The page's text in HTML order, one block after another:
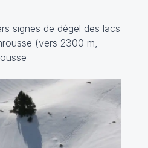
signes de dégel des lacs
(vers 2300 m,